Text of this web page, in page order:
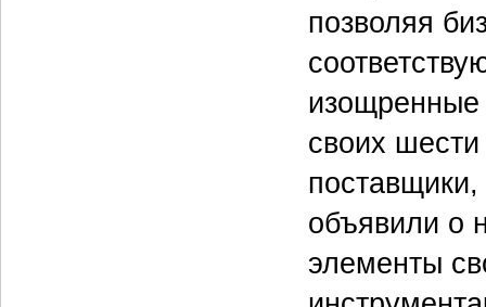
позволяя
изощренные
своих
объявили о
элементы